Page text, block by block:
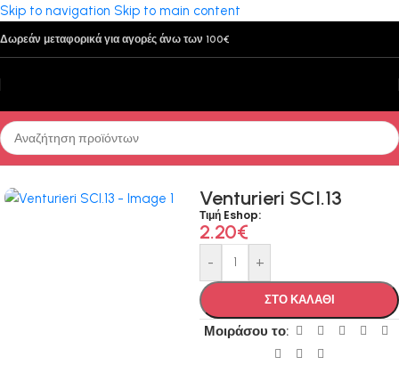
Skip to navigation Skip to main content
Δωρεάν μεταφορικά για αγορές άνω των 100€
Αρχική σελίδα/Παρελκόμενα/Μπομπάρδες - Φελλοί
Venturieri SCI.13
Τιμή Eshop:
2.20€
- +
ΣΤΟ ΚΑΛΑΘΙ
Μοιράσου το: